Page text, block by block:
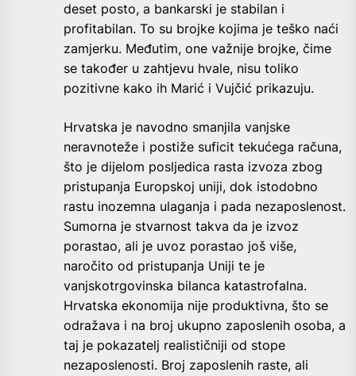
deset posto, a bankarski je stabilan i
profitabilan. To su brojke kojima je teško naći
zamjerku. Međutim, one važnije brojke, čime
se također u zahtjevu hvale, nisu toliko
pozitivne kako ih Marić i Vujčić prikazuju.
Hrvatska je navodno smanjila vanjske
neravnoteže i postiže suficit tekućega računa,
što je dijelom posljedica rasta izvoza zbog
pristupanja Europskoj uniji, dok istodobno
rastu inozemna ulaganja i pada nezaposlenost.
Sumorna je stvarnost takva da je izvoz
porastao, ali je uvoz porastao još više,
naročito od pristupanja Uniji te je
vanjskotrgovinska bilanca katastrofalna.
Hrvatska ekonomija nije produktivna, što se
odražava i na broj ukupno zaposlenih osoba, a
taj je pokazatelj realističniji od stope
nezaposlenosti. Broj zaposlenih raste, ali